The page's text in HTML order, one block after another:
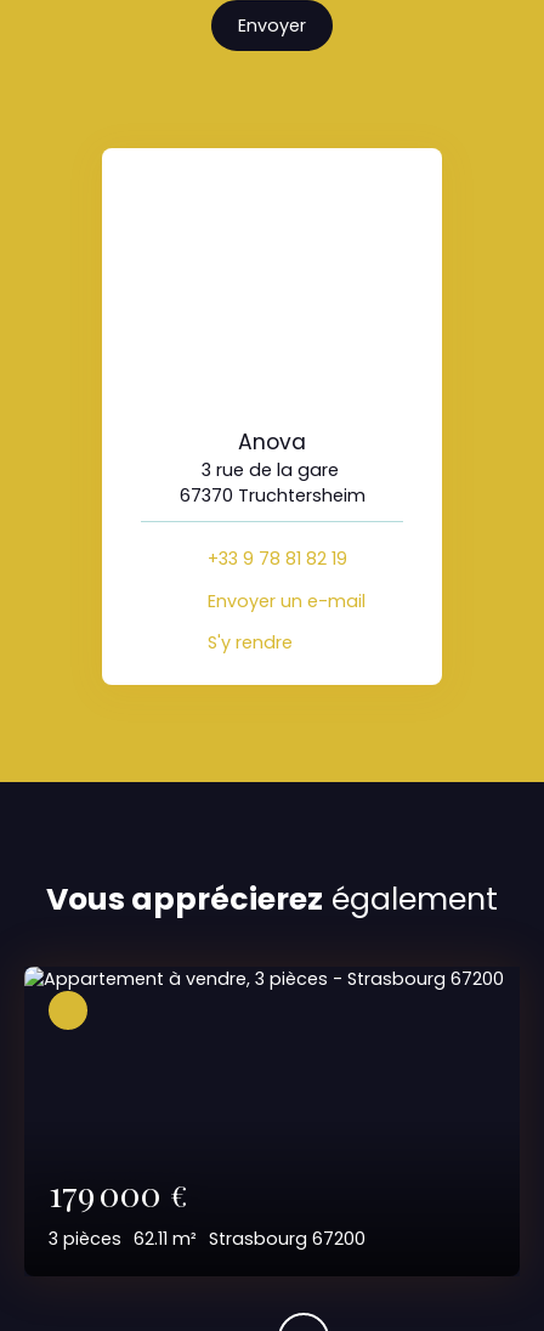
Envoyer
Anova
3 rue de la gare
67370 Truchtersheim
+33 9 78 81 82 19
Envoyer un e-mail
S'y rendre
Vous apprécierez également
179 000 €
3 pièces 62.11 m² Strasbourg 67200